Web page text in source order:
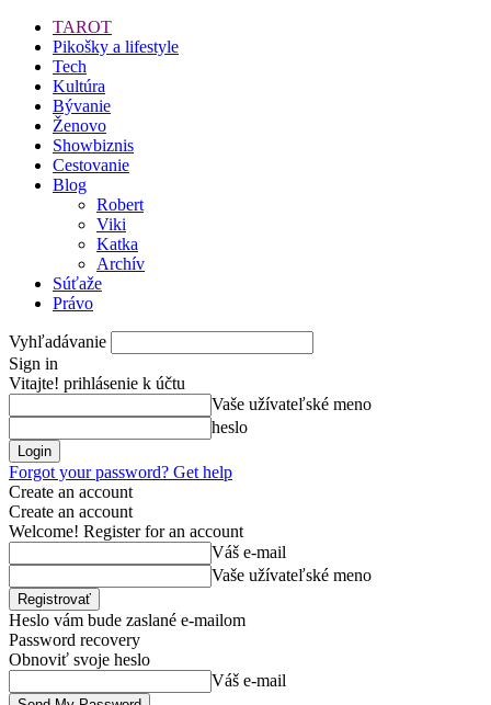
TAROT
Pikošky a lifestyle
Tech
Kultúra
Bývanie
Ženovo
Showbiznis
Cestovanie
Blog
Robert
Viki
Katka
Archív
Súťaže
Právo
Vyhľadávanie
Sign in
Vitajte! prihlásenie k účtu
Vaše užívateľské meno
heslo
Forgot your password? Get help
Create an account
Create an account
Welcome! Register for an account
Váš e-mail
Vaše užívateľské meno
Heslo vám bude zaslané e-mailom
Password recovery
Obnoviť svoje heslo
Váš e-mail